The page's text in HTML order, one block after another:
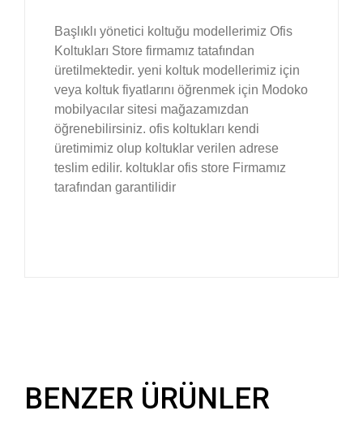
Başlıklı yönetici koltuğu modellerimiz Ofis
Koltukları Store firmamız tatafından
üretilmektedir. yeni koltuk modellerimiz için
veya koltuk fiyatlarını öğrenmek için Modoko
mobilyacılar sitesi mağazamızdan
öğrenebilirsiniz. ofis koltukları kendi
üretimimiz olup koltuklar verilen adrese
teslim edilir. koltuklar ofis store Firmamız
tarafından garantilidir
BENZER ÜRÜNLER